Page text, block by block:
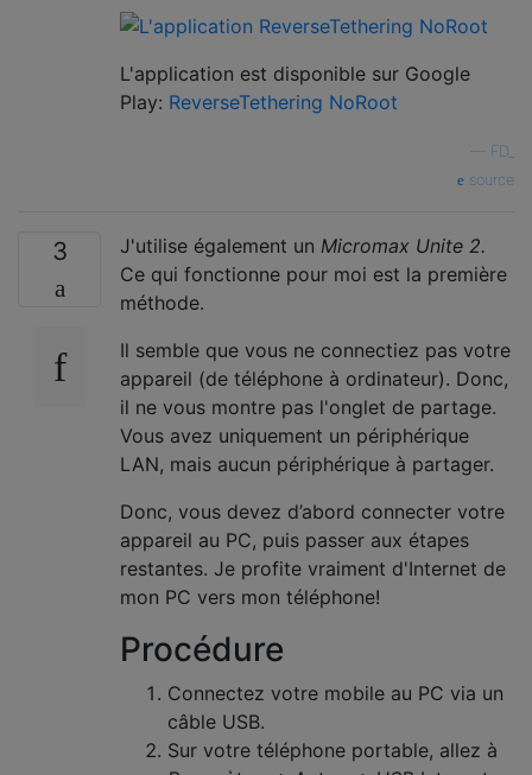
L'application est disponible sur Google
Play: ReverseTethering NoRoot
FD_
source
3 J'utilise également un Micromax Unite 2.
Ce qui fonctionne pour moi est la première
méthode.
Il semble que vous ne connectiez pas votre
appareil (de téléphone à ordinateur). Donc,
il ne vous montre pas l'onglet de partage.
Vous avez uniquement un périphérique
LAN, mais aucun périphérique à partager.
Donc, vous devez d’abord connecter votre
appareil au PC, puis passer aux étapes
restantes. Je profite vraiment d'Internet de
mon PC vers mon téléphone!
Procédure
Connectez votre mobile au PC via un
câble USB.
Sur votre téléphone portable, allez à